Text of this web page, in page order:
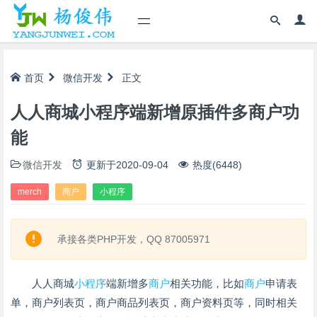
首页 微信开发 正文
人人商城小程序端新增原插件多商户功
能
微信开发 更新于2020-09-04 热度(6448)
merch 商户 小程序
承接各类PHP开发，QQ 87005971
人人商城小程序端新增多商户相关功能，比如商户申请表
单，商户列表页，商户商品列表页，商户资料页等，同时相关